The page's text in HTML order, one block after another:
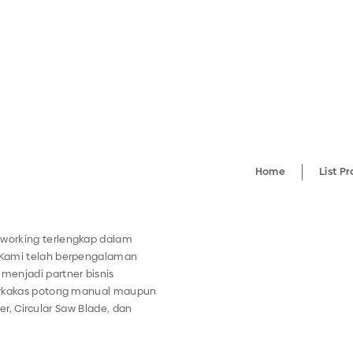
terlengkap dalam
telah berpengalaman
partner bisnis
potong manual maupun
Circular Saw Blade, dan
Home List